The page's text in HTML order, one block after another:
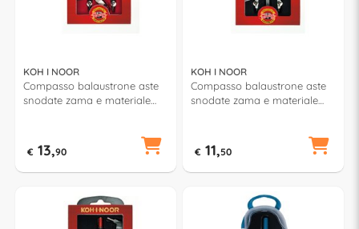
KOH I NOOR
Compasso balaustrone aste
snodate zama e materiale
€ 13,90
KOH I NOOR
Compasso balaustrone aste
snodate zama e materiale
€ 11,50